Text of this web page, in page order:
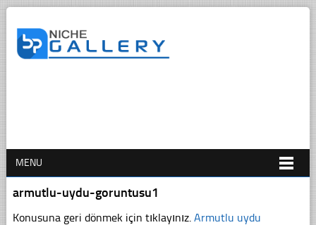
MENU
armutlu-uydu-goruntusu1
Konusuna geri dönmek için tıklayınız. Armutlu uydu